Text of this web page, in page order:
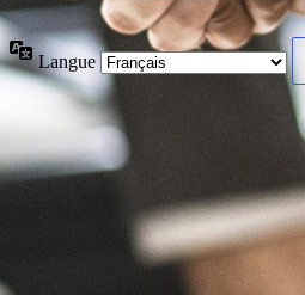
Langue